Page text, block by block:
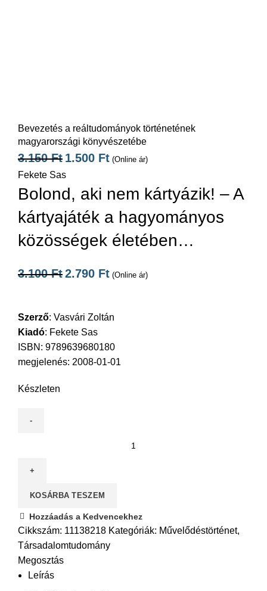
Bevezetés a reáltudományok történetének
magyarországi könyvészetébe
3.150Ft 1.500 Ft (Online ár)
Fekete Sas
Bolond, aki nem kártyázik! – A
kártyajáték a hagyományos
közösségek életében…
3.100Ft2.790 Ft (Online ár)
Szerző: Vasvári Zoltán
Kiadó: Fekete Sas
ISBN: 9789639680180
megjelenés: 2008-01-01
Készleten
nem
A
kártyajáték
a
hagyományos
közösségek
KOSÁRBA TESZEM
Hozzáadás a Kedvencekhez
Cikkszám: 11138218 Kategóriák: Művelődéstörténet,
Társadalomtudomány
Megosztás
Leírás